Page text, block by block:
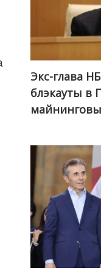
Экс-глава
блэкауты в